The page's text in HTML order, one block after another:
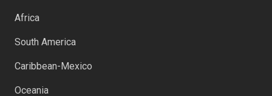
Africa
South America
Caribbean-Mexico
Oceania